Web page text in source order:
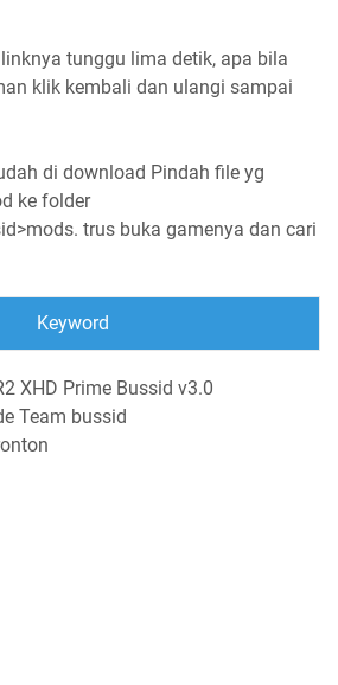
tunggu lima detik, apa bila
klik kembali dan ulangi sampai
di download Pindah file yg
ke folder
trus buka gamenya dan cari
Keyword
XHD Prime Bussid v3.0
Team bussid